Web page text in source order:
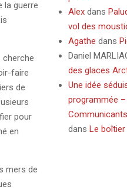
la guerre
cherche
faire
de
pour
en
mers de
Alexdans
vol des
Agathe dans
Daniel
des glaces
Une idée
programmée
dans Le